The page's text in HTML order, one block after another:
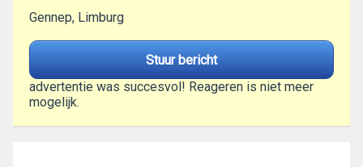
Gennep, Limburg
Stuur bericht
advertentie was succesvol! Reageren is niet meer
mogelijk.